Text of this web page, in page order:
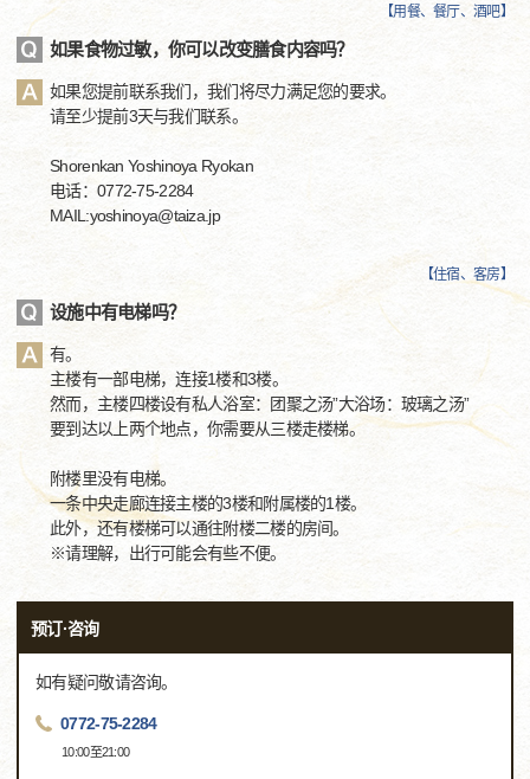
【用餐、餐厅、酒吧】
如果食物过敏，你可以改变膳食内容吗？
如果您提前联系我们，我们将尽力满足您的要求。
请至少提前3天与我们联系。
Shorenkan Yoshinoya Ryokan
电话：0772-75-2284
MAIL:yoshinoya@taiza.jp
【住宿、客房】
设施中有电梯吗？
有。
主楼有一部电梯，连接1楼和3楼。
然而，主楼四楼设有私人浴室：团聚之汤”大浴场：玻璃之汤”
要到达以上两个地点，你需要从三楼走楼梯。
附楼里没有电梯。
一条中央走廊连接主楼的3楼和附属楼的1楼。
此外，还有楼梯可以通往附楼二楼的房间。
※请理解，出行可能会有些不便。
预订·咨询
如有疑问敬请咨询。
0772-75-2284
10:00至21:00